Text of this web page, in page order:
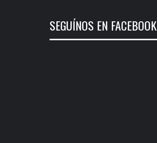
SEGUÍNOS EN FACEBOOK